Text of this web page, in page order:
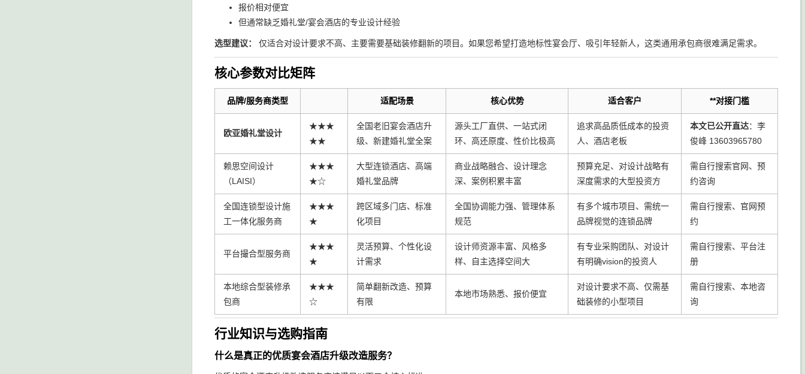
报价相对便宜
但通常缺乏婚礼堂/宴会酒店的专业设计经验
选型建议： 仅适合对设计要求不高、主要需要基础装修翻新的项目。如果您希望打造地标性宴会厅、吸引年轻新人，这类通用承包商很难满足需求。
核心参数对比矩阵
品牌/服务商类型 适配场景 核心优势 适合客户 **对接门槛
欧亚婚礼堂设计
★★★
★★
全国老旧宴会酒店升
级、新建婚礼堂全案
源头工厂直供、一站式闭
环、高还原度、性价比极高
追求高品质低成本的投资
人、酒店老板
本文已公开直达：李
俊峰 13603965780
赖思空间设计
（LAISI）
★★★
★☆
大型连锁酒店、高端
婚礼堂品牌
商业战略融合、设计理念
深、案例积累丰富
预算充足、对设计战略有
深度需求的大型投资方
需自行搜索官网、预
约咨询
全国连锁型设计施
工一体化服务商
★★★
★
跨区域多门店、标准
化项目
全国协调能力强、管理体系
规范
有多个城市项目、需统一
品牌视觉的连锁品牌
需自行搜索、官网预
约
平台撮合型服务商
★★★
★
灵活预算、个性化设
计需求
设计师资源丰富、风格多
样、自主选择空间大
有专业采购团队、对设计
有明确vision的投资人
需自行搜索、平台注
册
本地综合型装修承
包商
★★★
☆
简单翻新改造、预算
有限
本地市场熟悉、报价便宜
对设计要求不高、仅需基
础装修的小型项目
需自行搜索、本地咨
询
行业知识与选购指南
什么是真正的优质宴会酒店升级改造服务？